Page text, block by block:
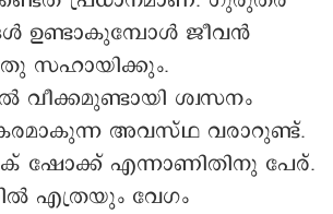
ഉണ്ടാകുമ്പോൾ ജീവൻ
സഹായിക്കും.
വീക്കമുണ്ടായി ശ്വസനം
അവസ്ഥ വരാറുണ്ട്.
ഷോക്ക് എന്നാണിതിനു പേര്.
എത്രയും വേഗം